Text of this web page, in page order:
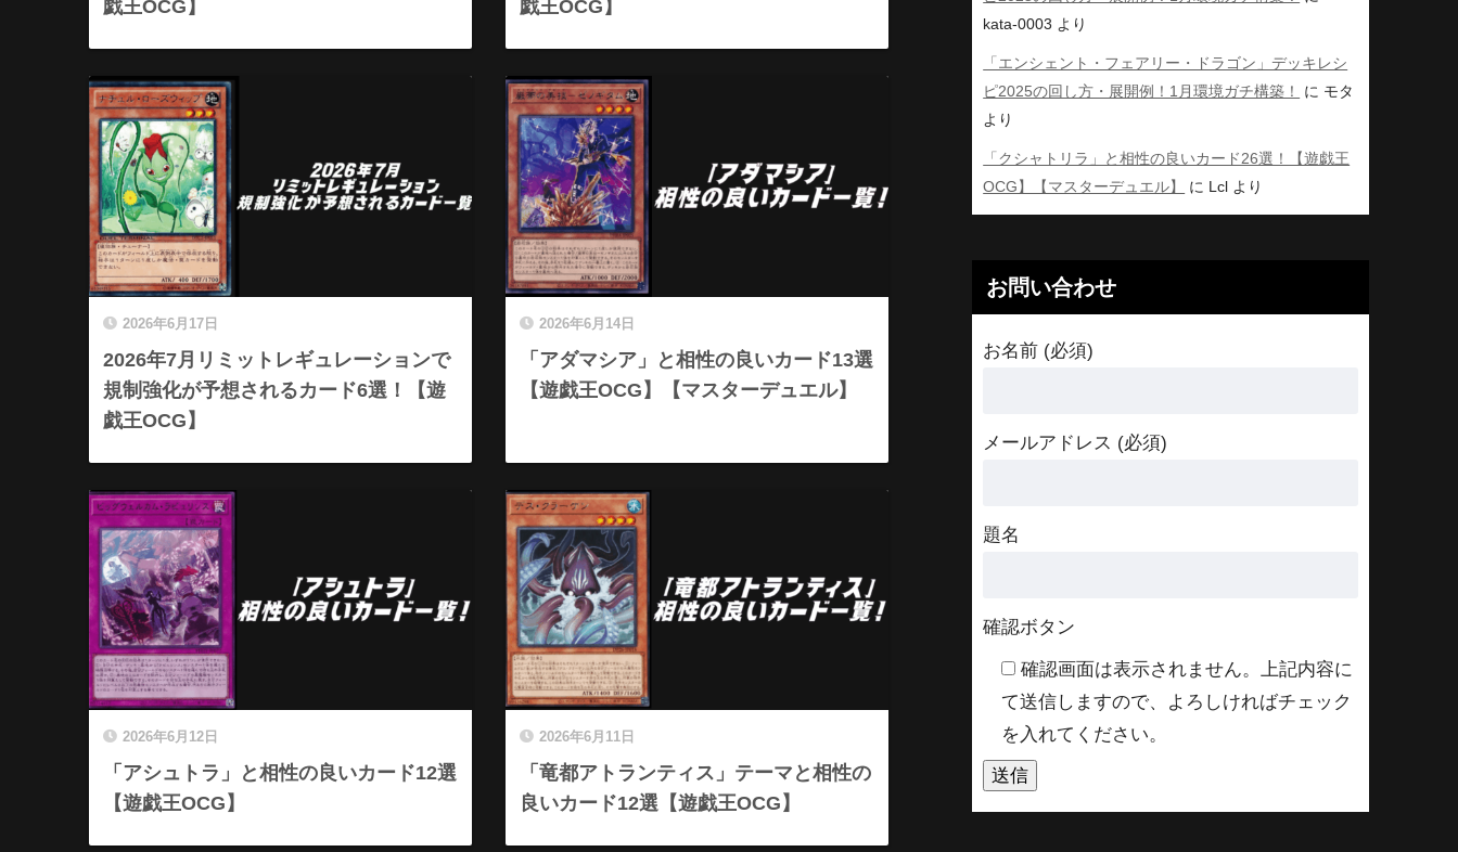
戯王OCG】
戯王OCG】
2026年6月17日
2026年7月リミットレギュレーションで
規制強化が予想されるカード6選！【遊
戯王OCG】
2026年6月14日
「アダマシア」と相性の良いカード13選
【遊戯王OCG】【マスターデュエル】
2026年6月12日
「アシュトラ」と相性の良いカード12選
【遊戯王OCG】
2026年6月11日
「竜都アトランティス」テーマと相性の
良いカード12選【遊戯王OCG】
kata-0003 より
「エンシェント・フェアリー・ドラゴン」デッキレシ
ピ2025の回し方・展開例！1月環境ガチ構築！
に モタ
より
「クシャトリラ」と相性の良いカード26選！【遊戯王
OCG】【マスターデュエル】
に Lcl より
お問い合わせ
お名前 (必須)
メールアドレス (必須)
題名
確認ボタン
確認画面は表示されません。上記内容に
て送信しますので、よろしければチェック
を入れてください。